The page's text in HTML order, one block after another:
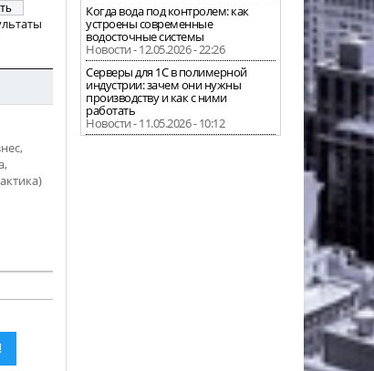
Когда вода под контролем: как
устроены современные
водосточные системы
Новости - 12.05.2026 - 22:26
Серверы для 1С в полимерной
индустрии: зачем они нужны
производству и как с ними
работать
Новости - 11.05.2026 - 10:12